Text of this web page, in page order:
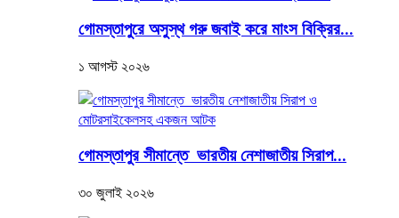
গোমস্তাপুরে অসুস্থ গরু জবাই করে মাংস বিক্রির...
১ আগস্ট ২০২৬
গোমস্তাপুর সীমান্তে ভারতীয় নেশাজাতীয় সিরাপ...
৩০ জুলাই ২০২৬